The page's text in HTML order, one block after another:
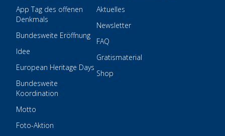
App Tag des offenen
Denkmals
Bundesweite Eröffnung
Idee
European Heritage Days
Bundesweite
Koordination
Motto
Foto-Aktion
Aktuelles
Newsletter
FAQ
Gratismaterial
Shop